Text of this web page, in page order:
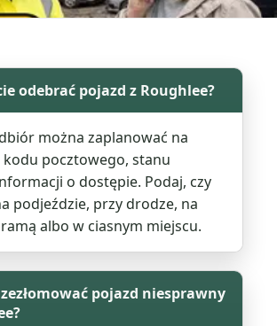
odebrać pojazd z Roughlee?
można zaplanować na
pocztowego, stanu
o dostępie. Podaj, czy
podjeździe, przy drodze, na
albo w ciasnym miejscu.
pojazd niesprawny